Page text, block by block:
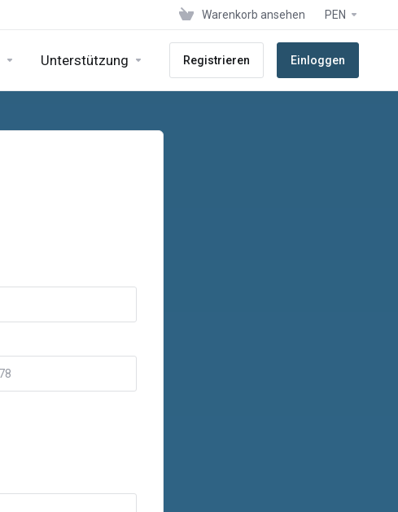
Warenkorb ansehen PEN
Unterstützung Registrieren Einloggen